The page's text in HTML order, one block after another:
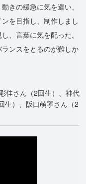
きの緩急に気を遣い、
を目指し、制作しまし
、言葉に気を配った。
ンスをとるのが難しか
佳さん（2回生）、神代
生）、阪口萌寧さん（2